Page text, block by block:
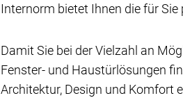
Internorm bietet Ihnen die für Sie
Damit Sie bei der Vielzahl an
Fenster- und Haustürlösungen
Architektur, Design und Komfort